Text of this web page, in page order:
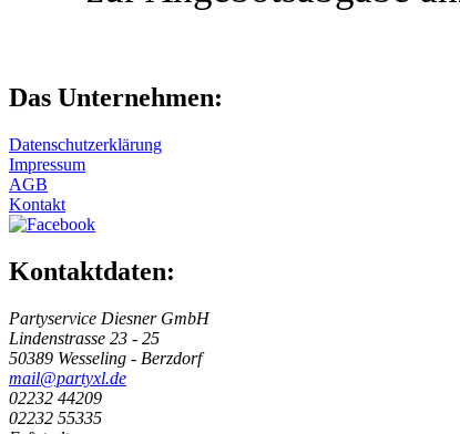
Das Unternehmen:
Datenschutzerklärung
Impressum
AGB
Kontakt
Kontaktdaten:
Partyservice Diesner GmbH
Lindenstrasse 23 - 25
50389 Wesseling - Berzdorf
mail@partyxl.de
02232 44209
02232 55335